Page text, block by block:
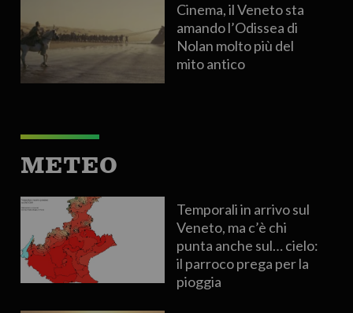
Cinema, il Veneto sta
amando l’Odissea di
Nolan molto più del
mito antico
METEO
Temporali in arrivo sul
Veneto, ma c’è chi
punta anche sul… cielo:
il parroco prega per la
pioggia